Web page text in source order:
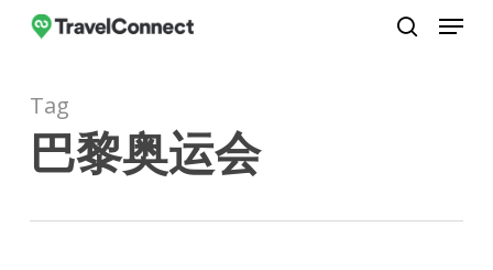
Skip
content
Menu
Tag
巴黎奥运会